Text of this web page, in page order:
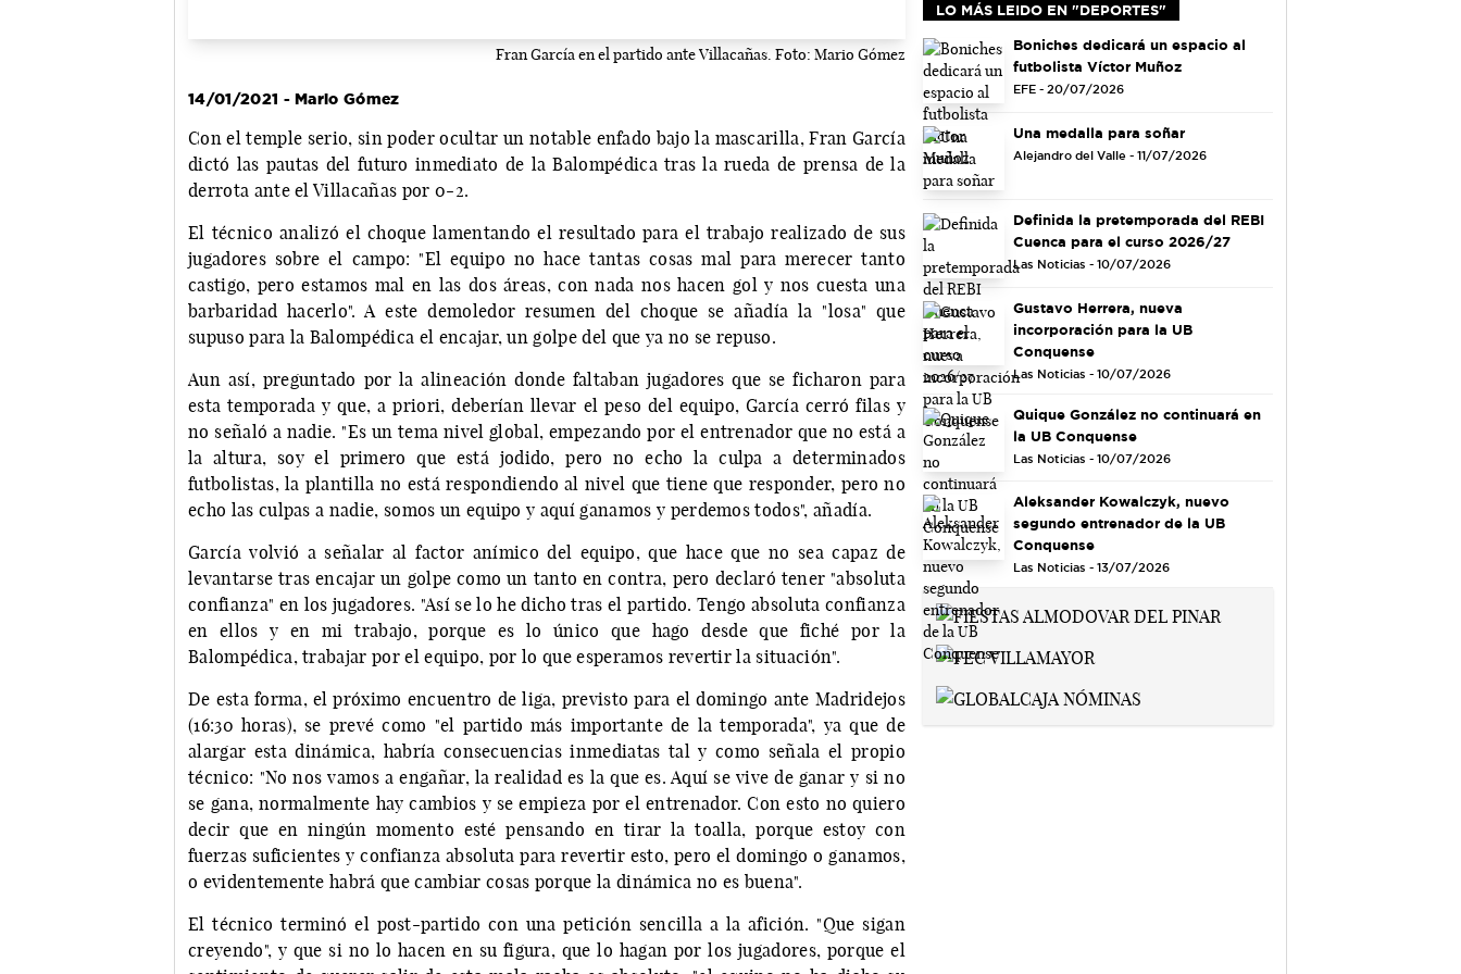
Fran García en el partido ante Villacañas. Foto: Mario Gómez
14/01/2021 - Mario Gómez
Con el temple serio, sin poder ocultar un notable enfado bajo la mascarilla, Fran García
dictó las pautas del futuro inmediato de la Balompédica tras la rueda de prensa de la
derrota ante el Villacañas por 0-2.
El técnico analizó el choque lamentando el resultado para el trabajo realizado de sus
jugadores sobre el campo: "El equipo no hace tantas cosas mal para merecer tanto
castigo, pero estamos mal en las dos áreas, con nada nos hacen gol y nos cuesta una
barbaridad hacerlo". A este demoledor resumen del choque se añadía la "losa" que
supuso para la Balompédica el encajar, un golpe del que ya no se repuso.
Aun así, preguntado por la alineación donde faltaban jugadores que se ficharon para
esta temporada y que, a priori, deberían llevar el peso del equipo, García cerró filas y
no señaló a nadie. "Es un tema nivel global, empezando por el entrenador que no está a
la altura, soy el primero que está jodido, pero no echo la culpa a determinados
futbolistas, la plantilla no está respondiendo al nivel que tiene que responder, pero no
echo las culpas a nadie, somos un equipo y aquí ganamos y perdemos todos", añadía.
García volvió a señalar al factor anímico del equipo, que hace que no sea capaz de
levantarse tras encajar un golpe como un tanto en contra, pero declaró tener "absoluta
confianza" en los jugadores. "Así se lo he dicho tras el partido. Tengo absoluta confianza
en ellos y en mi trabajo, porque es lo único que hago desde que fiché por la
Balompédica, trabajar por el equipo, por lo que esperamos revertir la situación".
De esta forma, el próximo encuentro de liga, previsto para el domingo ante Madridejos
(16:30 horas), se prevé como "el partido más importante de la temporada", ya que de
alargar esta dinámica, habría consecuencias inmediatas tal y como señala el propio
técnico: "No nos vamos a engañar, la realidad es la que es. Aquí se vive de ganar y si no
se gana, normalmente hay cambios y se empieza por el entrenador. Con esto no quiero
decir que en ningún momento esté pensando en tirar la toalla, porque estoy con
fuerzas suficientes y confianza absoluta para revertir esto, pero el domingo o ganamos,
o evidentemente habrá que cambiar cosas porque la dinámica no es buena".
El técnico terminó el post-partido con una petición sencilla a la afición. "Que sigan
creyendo", y que si no lo hacen en su figura, que lo hagan por los jugadores, porque el
LO MÁS LEIDO EN "DEPORTES"
Boniches dedicará un espacio al
futbolista Víctor Muñoz
EFE - 20/07/2026
Una medalla para soñar
Alejandro del Valle - 11/07/2026
Definida la pretemporada del REBI
Cuenca para el curso 2026/27
Las Noticias - 10/07/2026
Gustavo Herrera, nueva
incorporación para la UB
Conquense
Las Noticias - 10/07/2026
Quique González no continuará en
la UB Conquense
Las Noticias - 10/07/2026
Aleksander Kowalczyk, nuevo
segundo entrenador de la UB
Conquense
Las Noticias - 13/07/2026